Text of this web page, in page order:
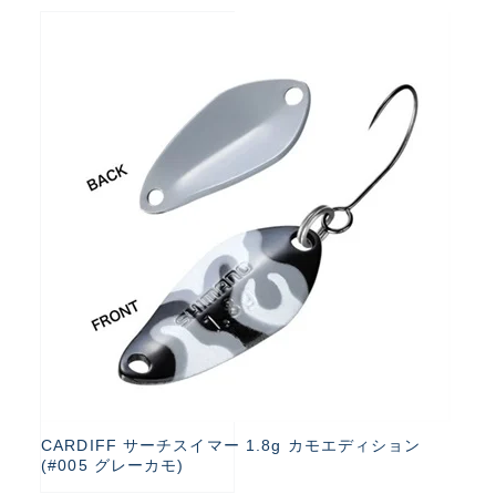
CARDIFF サーチスイマー 1.8g カモエディション
(#005 グレーカモ)